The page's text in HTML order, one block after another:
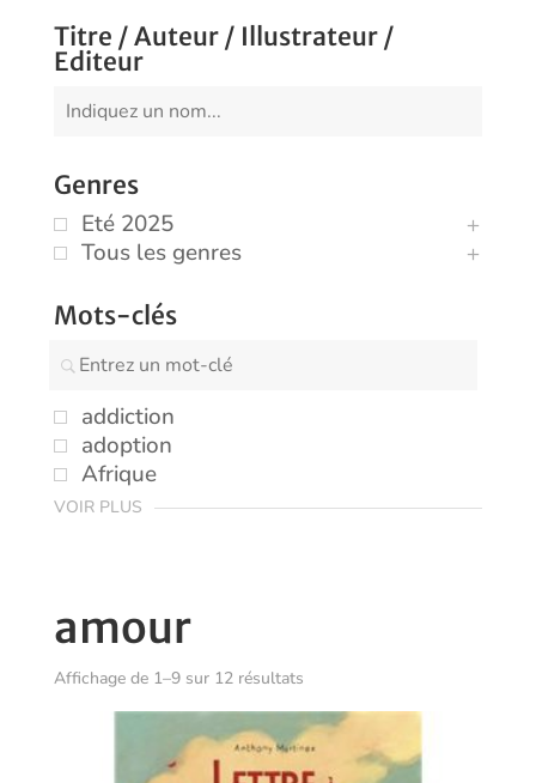
amour
Affichage de 1–9 sur 12 résultatsTrié
du
plus
récent
Titre / Auteur / Illustrateur /
Editeur
Genres
Eté 2025
Tous les genres
Mots-clés
addiction
adoption
Afrique
VOIR PLUS